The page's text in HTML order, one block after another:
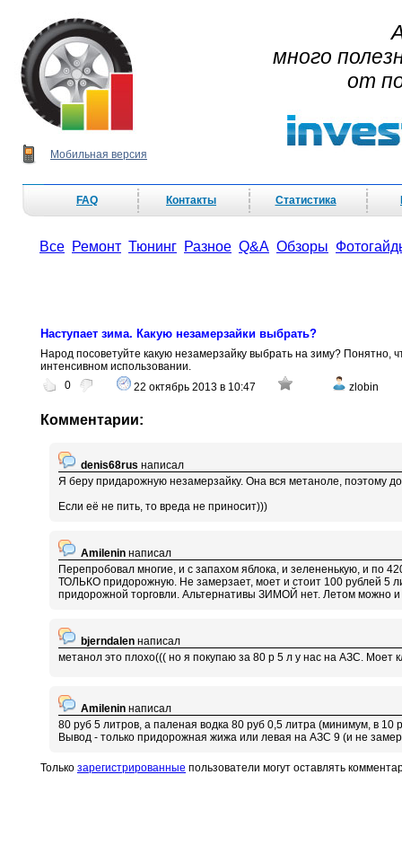
Мобильная версия
много
от
FAQ Контакты Статистика
Все Ремонт Тюнинг Разное Q&A Обзоры
Наступает зима. Какую незамерзайки выбрать?
Народ посоветуйте какую незамерзайку выбрать на зиму?
интенсивном использовании.
0
22 октябрь 2013 в 10:47 zlobin
Комментарии:
denis68rus написал
Я беру придарожную незамерзайку. Она вся метаноле, поэтому
Если её не пить, то вреда не приносит)))
Amilenin написал
Перепробовал многие, и с запахом яблока, и зелененькую, и по
ТОЛЬКО придорожную. Не замерзает, моет и стоит 100 рублей 5
придорожной торговли. Альтернативы ЗИМОЙ нет. Летом можно и
bjerndalen написал
метанол это плохо((( но я покупаю за 80 р 5 л у нас на АЗС. Моет
Amilenin написал
80 руб 5 литров, а паленая водка 80 руб 0,5 литра (минимум, в
Вывод - только придорожная жижа или левая на АЗС 9 (и не
Только зарегистрированные пользователи могут оставлять